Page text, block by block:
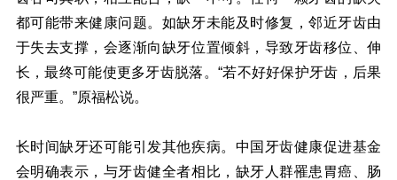
都可能带来健康问题。如缺牙未能及时修复，邻近牙齿由
于失去支撑，会逐渐向缺牙位置倾斜，导致牙齿移位、伸
长，最终可能使更多牙齿脱落。“若不好好保护牙齿，后果
很严重。”原福松说。
长时间缺牙还可能引发其他疾病。中国牙齿健康促进基金
会明确表示，与牙齿健全者相比，缺牙人群罹患胃癌、肠